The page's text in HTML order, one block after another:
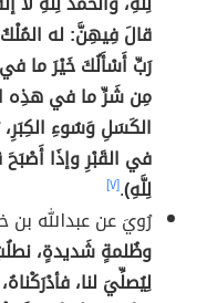
قالَ فِيهِنَّ: له
رَبِّ أَسْأَلُكَ خَيْرَ ما
مِن شَرِّ ما في هذِه
الكَسَلِ وَسُوءِ
في القَبْرِ وإذَا
لِلَّهِ).[٧]
رُويَ عن عبدالله بن
وظُلمةٍ شَديدةٍ،
لِيُصلِّيَ لنا،